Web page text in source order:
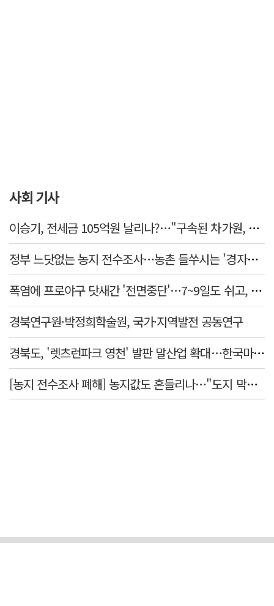
사회 기사
이승기, 전세금 105억원 날리나?…"구속된 차가원, 형사 범죄 영역"
정부 느닷없는 농지 전수조사…농촌 들쑤시는 '경자유전'의 칼날
폭염에 프로야구 닷새간 '전면중단'…7~9일도 쉬고, 11일 재개
경북연구원·박정희학술원, 국가·지역발전 공동연구
경북도, '렛츠런파크 영천' 발판 말산업 확대…한국마사회 유치도 총력
[농지 전수조사 폐해] 농지값도 흔들리나…"도지 막히면 헐값 매물 나올 수도"